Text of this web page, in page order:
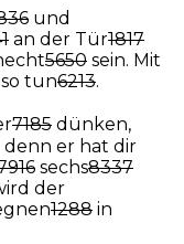
und
an der Tür1817
5650 sein. Mit
tun6213.
7185 dünken,
denn er hat dir
sechs8337
der
1288 in